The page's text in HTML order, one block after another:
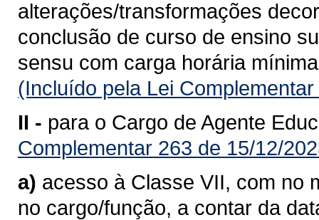
alterações/transformações
conclusão de curso de ensino
sensu com carga horária
(Incluído pela Lei
II - para o Cargo de Agente
Complementar 263 de 15/12/
a) acesso à Classe VII, com no
no cargo/função, a contar da